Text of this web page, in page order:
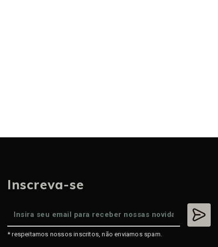
Inscreva-se
* respeitamos nossos inscritos, não enviamos spam.